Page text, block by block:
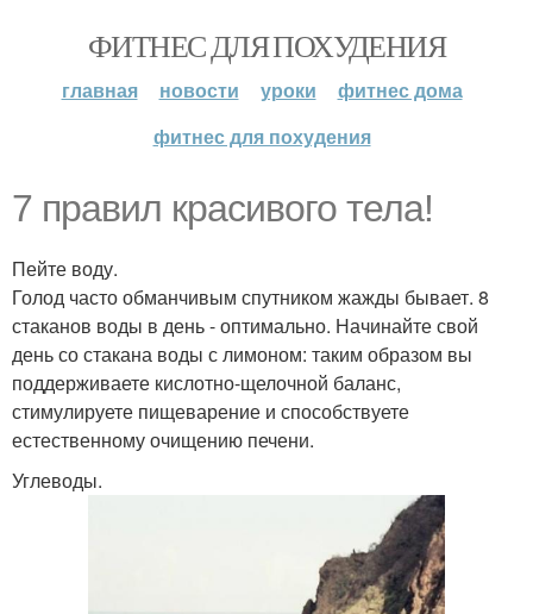
ФИТНЕС ДЛЯ ПОХУДЕНИЯ
главная новости уроки
фитнес дома
фитнес для похудения
7 правил красивого тела!
Пейте воду.
Голод часто обманчивым спутником жажды бывает. 8
стаканов воды в день - оптимально. Начинайте свой
день со стакана воды с лимоном: таким образом вы
поддерживаете кислотно-щелочной баланс,
стимулируете пищеварение и способствуете
естественному очищению печени.
Углеводы.